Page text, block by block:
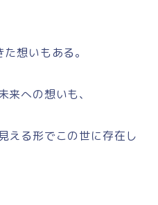
想いもある。
来への想いも、
える形でこの世に存在し